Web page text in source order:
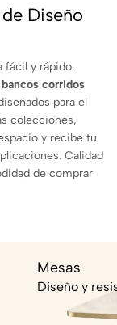
Diseño
fácil y rápido.
corridos
para el
colecciones,
y recibe tu
Calidad
de comprar
Mesas
Diseño y